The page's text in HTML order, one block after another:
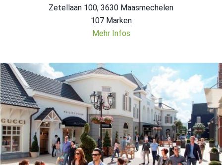
Zetellaan 100, 3630 Maasmechelen
107 Marken
Mehr Infos